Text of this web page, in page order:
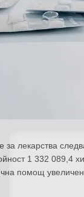
за лекарства
1 332 089,4
помощ